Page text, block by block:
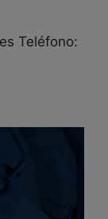
Teléfono: